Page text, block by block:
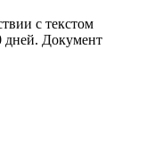
с текстом
дней. Документ